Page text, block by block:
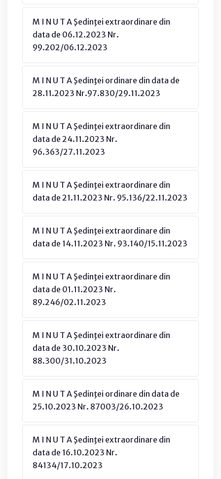
M I N U T A Şedinţei extraordinare din
data de 06.12.2023 Nr.
99.202/06.12.2023
M I N U T A Şedinţei ordinare din data de
28.11.2023 Nr.97.830/29.11.2023
M I N U T A Şedinţei extraordinare din
data de 24.11.2023 Nr.
96.363/27.11.2023
M I N U T A Şedinţei extraordinare din
data de 21.11.2023 Nr. 95.136/22.11.2023
M I N U T A Şedinţei extraordinare din
data de 14.11.2023 Nr. 93.140/15.11.2023
M I N U T A Şedinţei extraordinare din
data de 01.11.2023 Nr.
89.246/02.11.2023
M I N U T A Şedinţei extraordinare din
data de 30.10.2023 Nr.
88.300/31.10.2023
M I N U T A Şedinţei ordinare din data de
25.10.2023 Nr. 87003/26.10.2023
M I N U T A Şedinţei extraordinare din
data de 16.10.2023 Nr.
84134/17.10.2023